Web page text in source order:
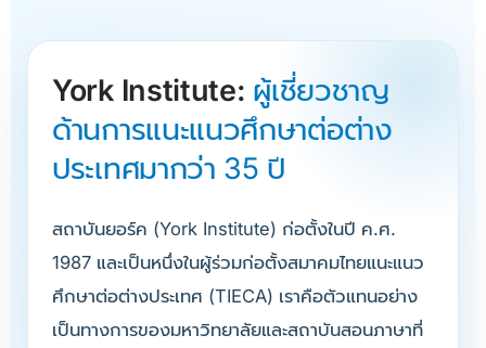
York Institute: ผู้เชี่ยวชาญ
ด้านการแนะแนวศึกษาต่อต่าง
ประเทศมากว่า 35 ปี
สถาบันยอร์ค (York Institute) ก่อตั้งในปี ค.ศ.
1987 และเป็นหนึ่งในผู้ร่วมก่อตั้งสมาคมไทยแนะแนว
ศึกษาต่อต่างประเทศ (TIECA) เราคือตัวแทนอย่าง
เป็นทางการของมหาวิทยาลัยและสถาบันสอนภาษาที่